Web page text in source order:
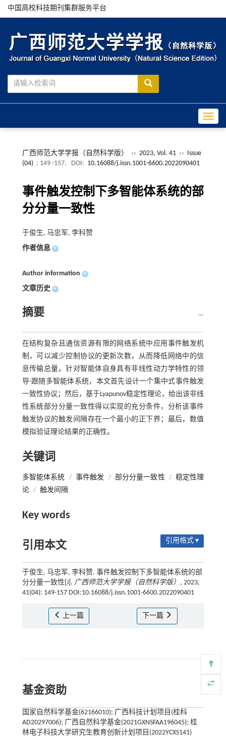
中国高校科技期刊集群服务平台
广西师范大学学报（自然科学版） ›› 2023, Vol. 41 ››
Issue
(04) : 149 -157. DOI: 10.16088/j.issn.1001-6600.2022090401
事件触发控制下多智能体系统的部
分分量一致性
于俊生, 马忠军, 李科赞
作者信息 +
Author information +
文章历史 +
摘要
在结构复杂且通信资源有限的网络系统中应用事件触发机
制，可以减少控制协议的更新次数，从而降低网络中的信
息传输总量。针对智能体自身具有非线性动力学特性的领
导-跟随多智能体系统，本文首先设计一个集中式事件触发
一致性协议；然后，基于Lyapunov稳定性理论，给出该非线
性系统部分分量一致性得以实现的充分条件，分析该事件
触发协议的触发间隔存在一个最小的正下界；最后，数值
模拟验证理论结果的正确性。
关键词
多智能体系统 / 事件触发 / 部分分量一致性 / 稳定性理
论 / 触发间隔
Key words
引用本文 引用格式 ▾
于俊生, 马忠军, 李科赞. 事件触发控制下多智能体系统的部
分分量一致性[J]. 广西师范大学学报（自然科学版） , 2023,
41(04): 149-157 DOI:10.16088/j.issn.1001-6600.2022090401
上一篇 下一篇
基金资助
国家自然科学基金(62166010); 广西科技计划项目(桂科
AD20297006); 广西自然科学基金(2021GXNSFAA196045); 桂
林电子科技大学研究生教育创新计划项目(2022YCXS141)